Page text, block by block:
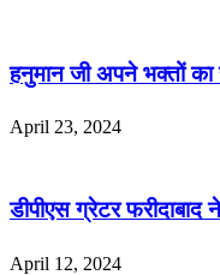
हनुमान जी अपने भक्तों
April 23, 2024
डीपीएस ग्रेटर
April 12, 2024